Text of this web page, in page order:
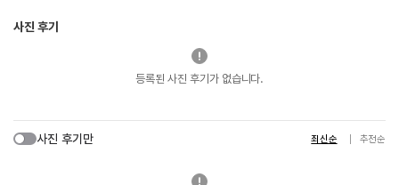
사진 후기
등록된 사진 후기가 없습니다.
사진 후기만 최신순 추천순